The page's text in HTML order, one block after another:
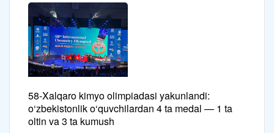
58-Xalqaro kimyo olimpiadasi yakunlandi:
o‘zbekistonlik o‘quvchilardan 4 ta medal — 1 ta
oltin va 3 ta kumush